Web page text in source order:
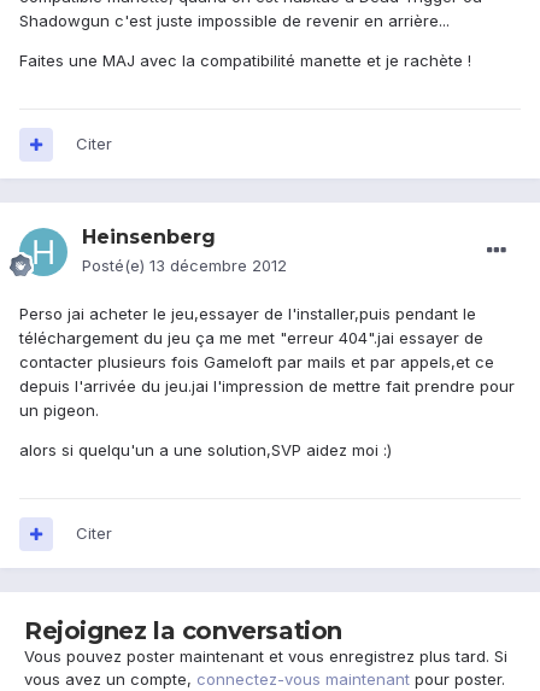
Shadowgun c'est juste impossible de revenir en arrière...
Faites une MAJ avec la compatibilité manette et je rachète !
Citer
Heinsenberg
Posté(e) 13 décembre 2012
Perso jai acheter le jeu,essayer de l'installer,puis pendant le
téléchargement du jeu ça me met "erreur 404".jai essayer de
contacter plusieurs fois Gameloft par mails et par appels,et ce
depuis l'arrivée du jeu.jai l'impression de mettre fait prendre pour
un pigeon.
alors si quelqu'un a une solution,SVP aidez moi :)
Citer
Rejoignez la conversation
Vous pouvez poster maintenant et vous enregistrez plus tard. Si
vous avez un compte, connectez-vous maintenant pour poster.